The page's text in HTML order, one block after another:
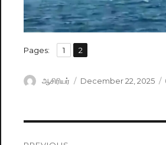
Pages: Page
1 ,
Page
2
Author
ஆசிரியர்
Posted
December 22, 2025